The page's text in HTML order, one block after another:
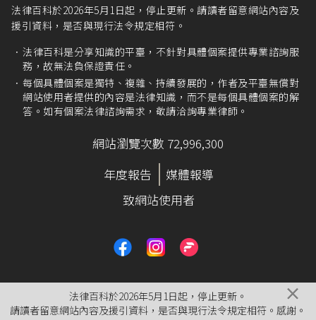
質詢等行為，亦屬民意代表職務上之行為，自不
待言。」
最高法院110年度台上大字第5217號刑事裁定。
貪污治罪條例第5條
法律百科於2026年5月1日起，停止更新。請讀者留意網站內容及
援引資料，是否與現行法令規定相符。
法律百科是分享知識的平臺，不針對具體個案提供專業諮詢服
務，故無法負保證責任。
每個具體個案是獨特、複雜、持續發展的，作者及平臺無償對
網站使用者提供的內容是法律知識，而不是每個具體個案的解
答。如有個案法律諮詢需求，敬請洽詢專業律師。
網站瀏覽次數 72,996,300
年度報告
媒體報導
致網站使用者
法律百科於2026年5月1日起，停止更新。
請讀者留意網站內容及援引資料，是否與現行法令規定相符。感謝。
×